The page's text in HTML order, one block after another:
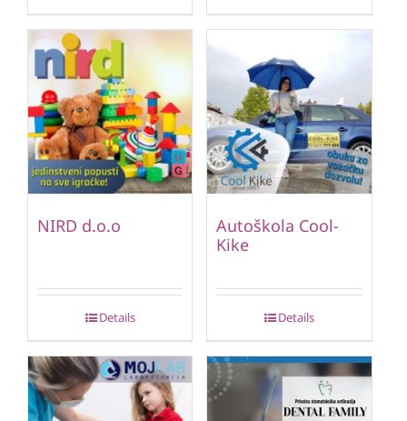
NIRD d.o.o
Details
Autoškola Cool-
Kike
Details